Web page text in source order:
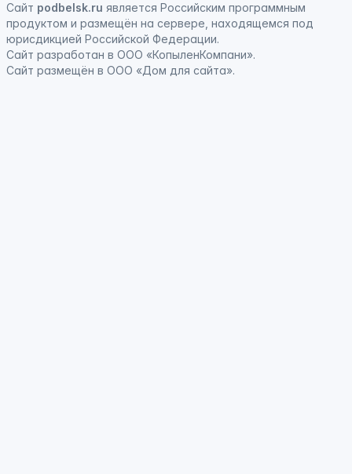
Сайт podbelsk.ru является Российским программным
продуктом и размещён на сервере, находящемся под
юрисдикцией Российской Федерации.
Сайт разработан в ООО «КопыленКомпани».
Сайт размещён в ООО «Дом для сайта».